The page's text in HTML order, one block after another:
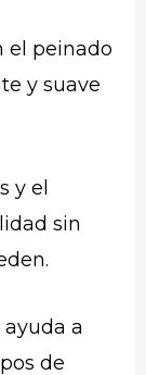
el peinado
y suave
y el
sin
a
de